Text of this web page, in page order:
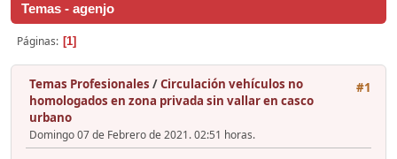
Temas - agenjo
Páginas 1
#1
Temas Profesionales /Circulación vehículos no
homologados en zona privada sin vallar en casco
urbano
Domingo 07 de Febrero de 2021. 02:51 horas.